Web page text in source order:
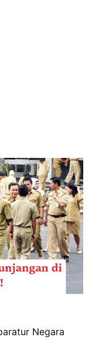
Negara